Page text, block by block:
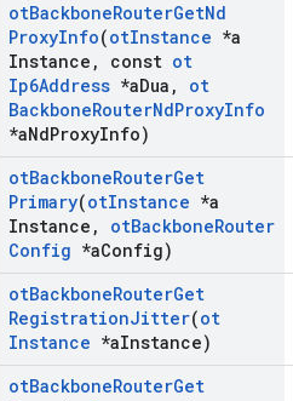
otBackboneRouterGetNd
ProxyInfo(otInstance *a
Instance , const ot
Ip6Address *aDua ,
ot
BackboneRouterNdProxyInfo
*aNdProxyInfo)
otBackboneRouterGet
Primary(otInstance *a
Instance , otBackboneRouter
Config *aConfig)
otBackboneRouterGet
RegistrationJitter(ot
Instance *aInstance)
otBackboneRouterGet